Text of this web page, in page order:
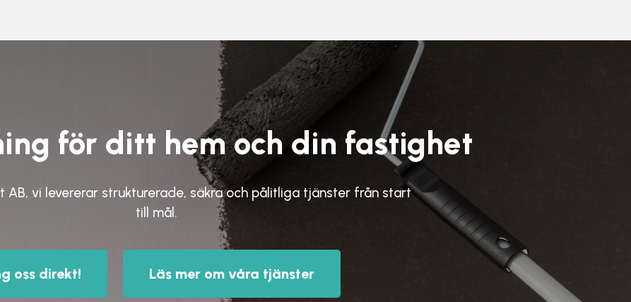
för ditt hem och din fastighet
AB, vi levererar strukturerade, säkra och pålitliga tjänster från start
till mål.
oss direkt! Läs mer om våra tjänster